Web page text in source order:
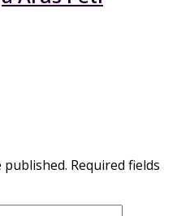
published. Required fields